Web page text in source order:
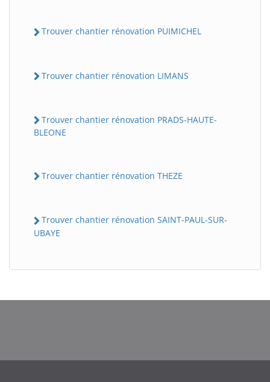
Trouver chantier rénovation PUIMICHEL
Trouver chantier rénovation LIMANS
Trouver chantier rénovation PRADS-HAUTE-
BLEONE
Trouver chantier rénovation THEZE
Trouver chantier rénovation SAINT-PAUL-SUR-
UBAYE
Assistant en ligne